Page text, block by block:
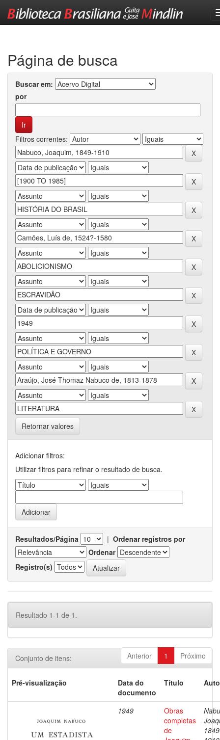
Página de busca
Buscar em:
por
Filtros correntes:
Retornar valores
Adicionar filtros:
Utilizar filtros para refinar o resultado de busca.
Resultados/Página | Ordenar registros por
Ordenar
Registro(s)
Resultado 1-1 de 1.
Anterior 1 Próximo
Conjunto de itens:
Pré-visualização
Data do
documento
Título
1949
Obras
completas
de